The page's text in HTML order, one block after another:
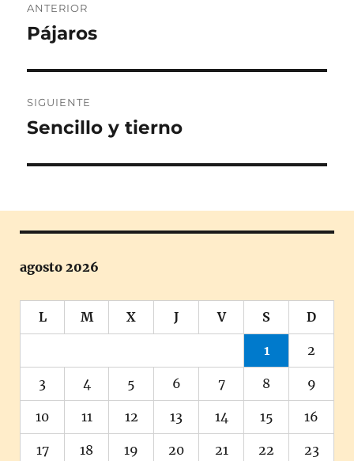
de
ANTERIOR
Entrada
Pájaros
SIGUIENTE
Entrada
Sencillo y tierno
agosto 2026
L M X J V S D
1 2
3 4 5 6 7 8 9
10 11 12 13 14 15 16
17 18 19 20 21 22 23